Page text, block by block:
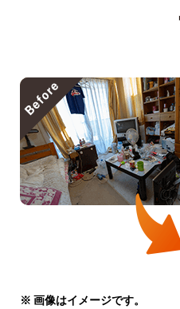
※ 画像はイメージです。